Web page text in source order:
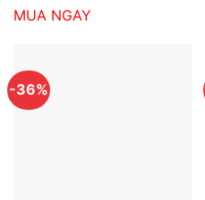
2,862,540₫.
MUA NGAY
-36%